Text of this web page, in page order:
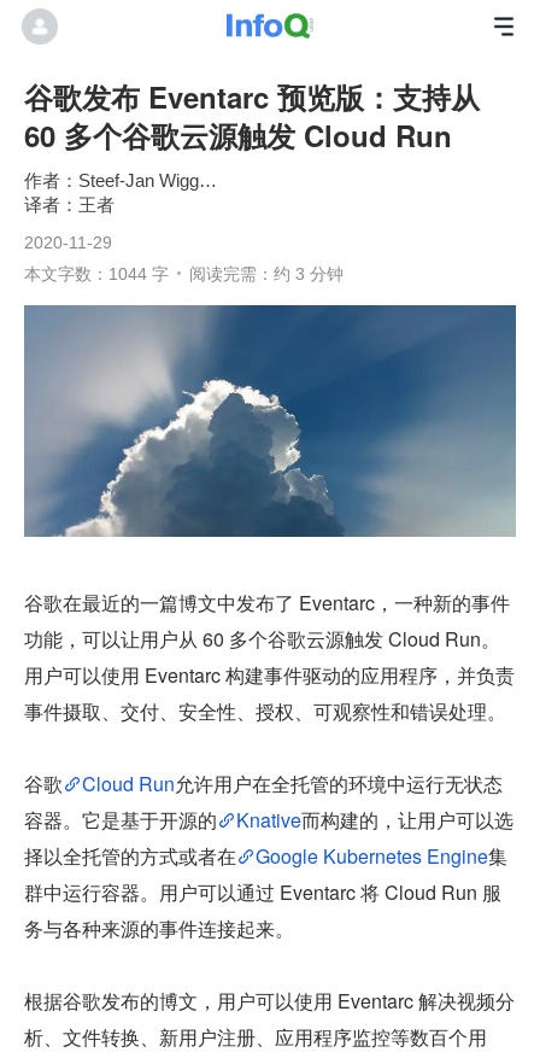
谷歌发布 Eventarc 预览版：支持从
60 多个谷歌云源触发 Cloud Run
Steef-Jan Wiggers
王者
2020-11-29
本文字数：1044 字
阅读完需：约 3 分钟
谷歌在最近的一篇博文中发布了 Eventarc，一种新的事件
功能，可以让用户从 60 多个谷歌云源触发 Cloud Run。
用户可以使用 Eventarc 构建事件驱动的应用程序，并负责
事件摄取、交付、安全性、授权、可观察性和错误处理。
谷歌 Cloud Run允许用户在全托管的环境中运行无状态
容器。它是基于开源的
Knative而构建的，让用户可以选
择以全托管的方式或者在
Google Kubernetes Engine集
群中运行容器。用户可以通过 Eventarc 将 Cloud Run 服
务与各种来源的事件连接起来。
根据谷歌发布的博文，用户可以使用 Eventarc 解决视频分
析、文件转换、新用户注册、应用程序监控等数百个用